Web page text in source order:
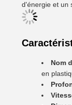
d'énergie et un
Nom
en